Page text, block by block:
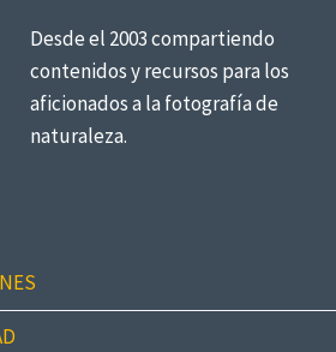
Desde el 2003 compartiendo
contenidos y recursos para los
aficionados a la fotografía de
naturaleza.